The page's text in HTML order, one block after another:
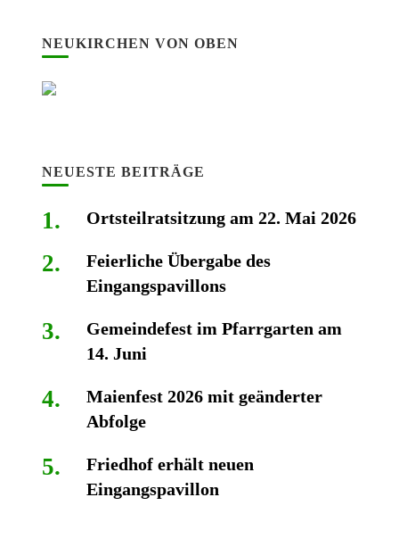
NEUKIRCHEN VON OBEN
NEUESTE BEITRÄGE
Ortsteilratsitzung am 22. Mai 2026
Feierliche Übergabe des
Eingangspavillons
Gemeindefest im Pfarrgarten am
14. Juni
Maienfest 2026 mit geänderter
Abfolge
Friedhof erhält neuen
Eingangspavillon